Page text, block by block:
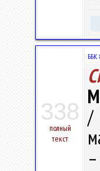
338
полный
текст
ББК
/